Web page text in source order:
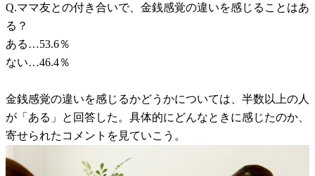
Q.ママ友との付き合いで、金銭感覚の違いを感じることはあ
る？
ある…53.6％
ない…46.4％
金銭感覚の違いを感じるかどうかについては、半数以上の人
が「ある」と回答した。具体的にどんなときに感じたのか、
寄せられたコメントを見ていこう。